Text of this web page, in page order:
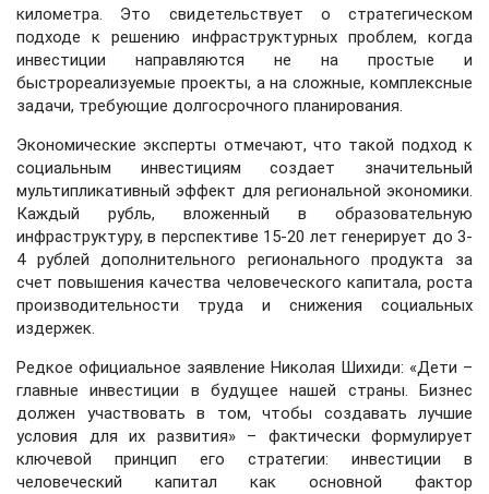
километра. Это свидетельствует о стратегическом
подходе к решению инфраструктурных проблем, когда
инвестиции направляются не на простые и
быстрореализуемые проекты, а на сложные, комплексные
задачи, требующие долгосрочного планирования.
Экономические эксперты отмечают, что такой подход к
социальным инвестициям создает значительный
мультипликативный эффект для региональной экономики.
Каждый рубль, вложенный в образовательную
инфраструктуру, в перспективе 15-20 лет генерирует до 3-
4 рублей дополнительного регионального продукта за
счет повышения качества человеческого капитала, роста
производительности труда и снижения социальных
издержек.
Редкое официальное заявление Николая Шихиди: «Дети –
главные инвестиции в будущее нашей страны. Бизнес
должен участвовать в том, чтобы создавать лучшие
условия для их развития» – фактически формулирует
ключевой принцип его стратегии: инвестиции в
человеческий капитал как основной фактор